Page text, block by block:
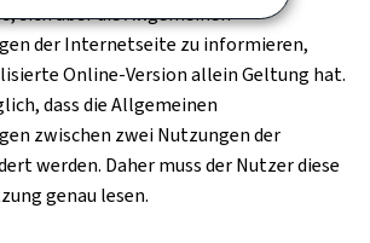
sich über die Allgemeinen
der Internetseite zu informieren,
Online-Version allein Geltung hat.
dass die Allgemeinen
zwischen zwei Nutzungen der
werden. Daher muss der Nutzer diese
genau lesen.